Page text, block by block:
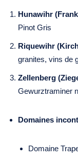
Hunawihr
Pinot Gris
Riquewihr
granites, vins de
Zellenberg
Gewurztraminer
Domaines
Domaine